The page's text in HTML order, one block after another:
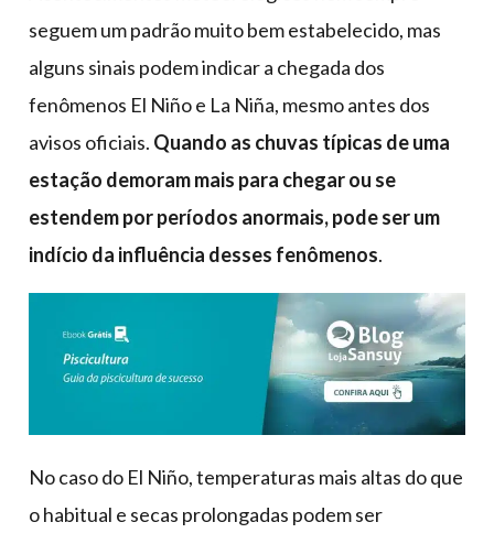
seguem um padrão muito bem estabelecido, mas
alguns sinais podem indicar a chegada dos
fenômenos El Niño e La Niña, mesmo antes dos
avisos oficiais. Quando as chuvas típicas de uma
estação demoram mais para chegar ou se
estendem por períodos anormais, pode ser um
indício da influência desses fenômenos.
No caso do El Niño, temperaturas mais altas do que
o habitual e secas prolongadas podem ser